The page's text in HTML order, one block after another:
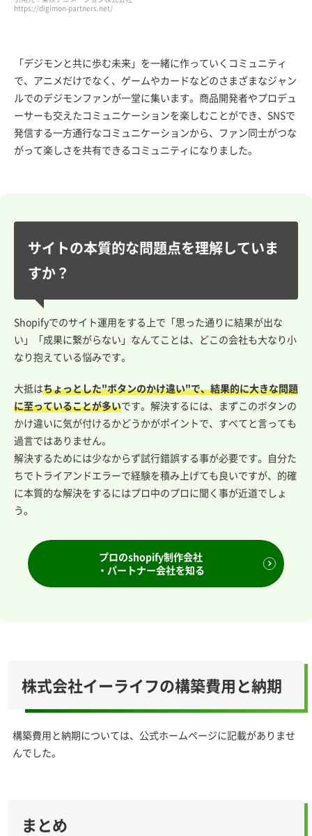
https://digimon-partners.net/
「デジモンと共に歩む未来」を一緒に作っていくコミュニティ
で、アニメだけでなく、ゲームやカードなどのさまざまなジャン
ルでのデジモンファンが一堂に集います。商品開発者やプロデュ
ーサーも交えたコミュニケーションを楽しむことができ、SNSで
発信する一方通行なコミュニケーションから、ファン同士がつな
がって楽しさを共有できるコミュニティになりました。
サイトの本質的な問題点を理解していま
すか？
Shopifyでのサイト運用をする上で「思った通りに結果が出な
い」「成果に繋がらない」なんてことは、どこの会社も大なり小
なり抱えている悩みです。
大抵はちょっとした"ボタンのかけ違い"で、結果的に大きな問題
に至っていることが多いです。解決するには、まずこのボタンの
かけ違いに気が付けるかどうかがポイントで、すべてと言っても
過言ではありません。
解決するためには少なからず試行錯誤する事が必要です。自分た
ちでトライアンドエラーで経験を積み上げても良いですが、的確
に本質的な解決をするにはプロ中のプロに聞く事が近道でしょ
う。
プロのshopify制作会社
・パートナー会社を知る
株式会社イーライフの構築費用と納期
構築費用と納期については、公式ホームページに記載がありませ
んでした。
まとめ